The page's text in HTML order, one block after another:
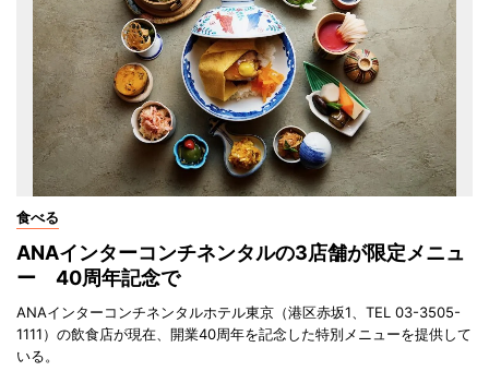
食べる
ANAインターコンチネンタルの3店舗が限定メニュ
ー 40周年記念で
ANAインターコンチネンタルホテル東京（港区赤坂1、TEL 03-3505-
1111）の飲食店が現在、開業40周年を記念した特別メニューを提供して
いる。